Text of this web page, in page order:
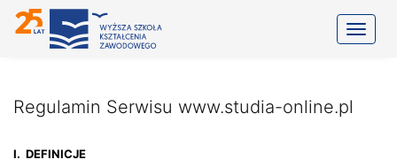
Regulamin Serwisu www.studia-online.pl
I. DEFINICJE